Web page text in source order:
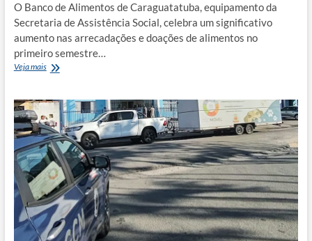
O Banco de Alimentos de Caraguatatuba, equipamento da
Secretaria de Assistência Social, celebra um significativo
aumento nas arrecadações e doações de alimentos no
primeiro semestre…
Veja maisBanco
de
Caraguatatuba
dobra
doações
em
2025